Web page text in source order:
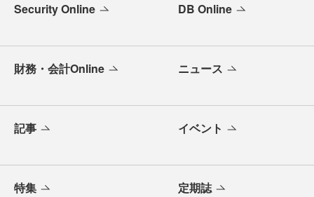
Security Online DB Online
財務・会計Online ニュース
記事 イベント
特集 定期誌